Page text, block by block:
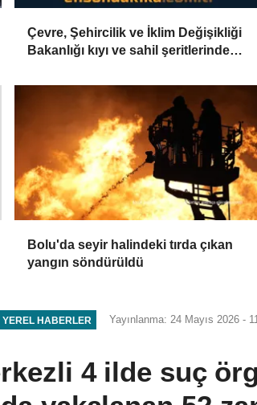
Çevre, Şehircilik ve İklim Değişikliği
Bakanlığı kıyı ve sahil şeritlerinde
Bolu'da seyir halindeki tırda çıkan
yangın söndürüldü
YEREL HABERLER Yayınlanma: 24 Mayıs 2026 -
4 ilde suç